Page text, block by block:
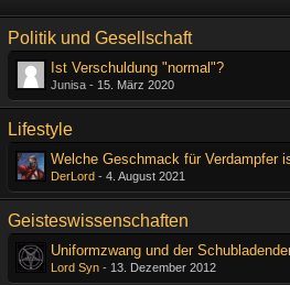
Politik und Gesellschaft
Ist Verschuldung "normal"?
Junisa - 15. März 2020
Lifestyle
Welche Geschmack für Verdampfer
DerLord - 4. August 2021
Geisteswissenschaften
Uniformzwang und der
Lord Syn - 13. Dezember 2012